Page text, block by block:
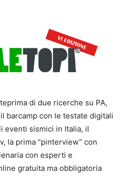
di due ricerche su PA,
barcamp con le testate digitali
eventi sismici in Italia, il
la prima “pinterview” con
con esperti e
gratuita ma obbligatoria